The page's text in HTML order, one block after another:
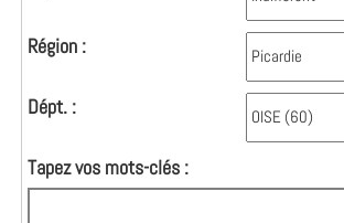
Région :
Dépt. :
Tapez vos mots-clés :